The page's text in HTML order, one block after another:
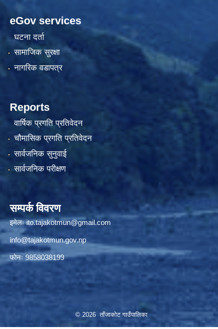
eGov services
घटना दर्ता
सामाजिक सुरक्षा
नागरिक वडापत्र
Reports
वार्षिक प्रगति प्रतिवेदन
चौमासिक प्रगति प्रतिवेदन
सार्वजनिक सुनुवाई
सार्वजनिक परीक्षण
सम्पर्क विवरण
इमेलःito.tajakotmun@gmail.com
info@tajakotmun.gov.np
फाेनः 9858038199
© 2026 ताँजाकोट गाउँपालिका